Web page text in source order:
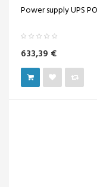
Power supply UPS
633,39 €